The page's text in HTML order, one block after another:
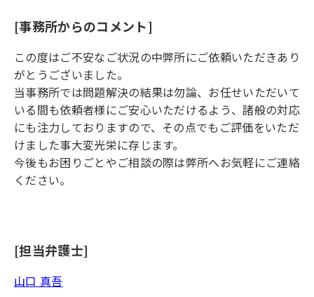
[事務所からのコメント]
この度はご不安なご状況の中弊所にご依頼いただきあり
がとうございました。
当事務所では問題解決の結果は勿論、お任せいただいて
いる間も依頼者様にご安心いただけるよう、諸般の対応
にも注力しておりますので、その点でもご評価をいただ
けました事大変光栄に存じます。
今後もお困りごとやご相談の際は弊所へお気軽にご連絡
ください。
[担当弁護士]
山口 真吾